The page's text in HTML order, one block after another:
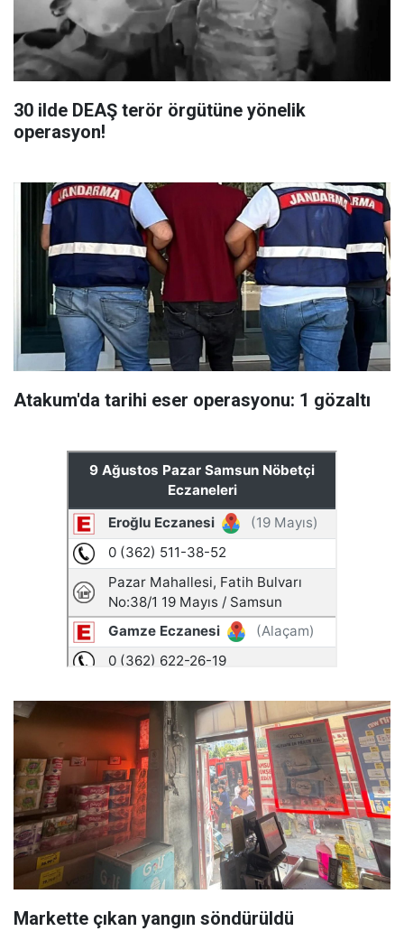
30 ilde DEAŞ terör örgütüne yönelik
operasyon!
Atakum'da tarihi eser operasyonu: 1 gözaltı
Markette çıkan yangın söndürüldü